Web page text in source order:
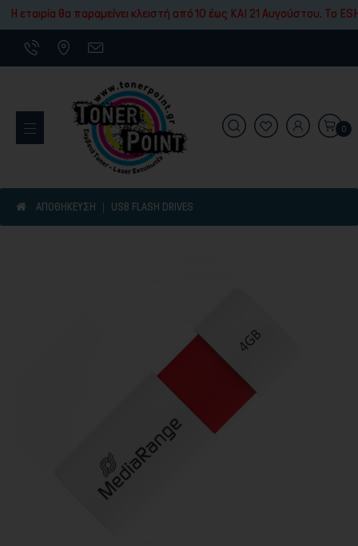
εταιρία θα παραμείνει κλειστή από 10 έως ΚΑΙ 21 Αυγούστου. To
Εκτυπωτικά Μηχανήματα
0
ΑΠΟΘΗΚΕΥΣΗ USB FLASH DRIVES